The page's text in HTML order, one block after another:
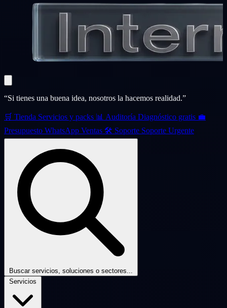
“Si tienes una buena idea, nosotros la hacemos realidad.”
🛒 Tienda Servicios y packs 📊 Auditoría Diagnóstico gratis 💼
Presupuesto WhatsApp Ventas 🛠️ Soporte Soporte Urgente
Buscar servicios, soluciones o sectores...
Servicios